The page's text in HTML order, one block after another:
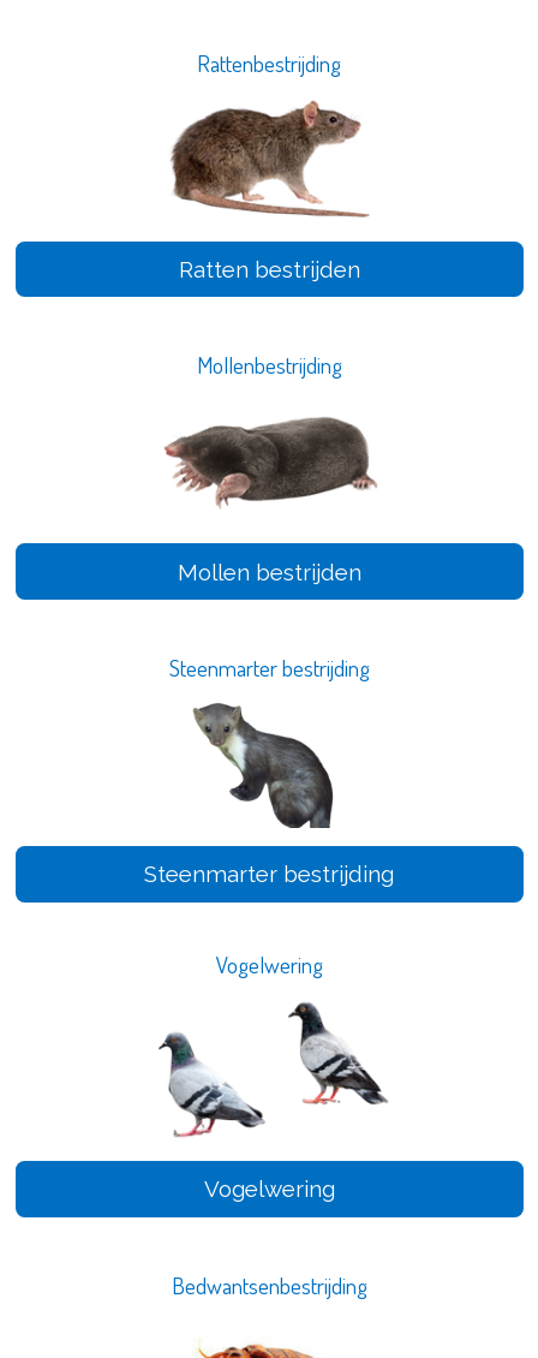
Rattenbestrijding
Ratten bestrijden
Mollenbestrijding
Mollen bestrijden
Steenmarter bestrijding
Steenmarter bestrijding
Vogelwering
Vogelwering
Bedwantsenbestrijding